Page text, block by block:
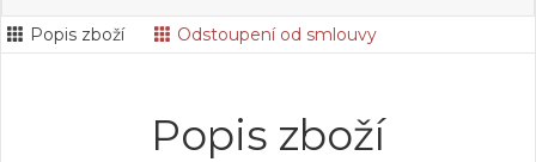
Popis zboží Odstoupení od smlouvy
Popis zboží